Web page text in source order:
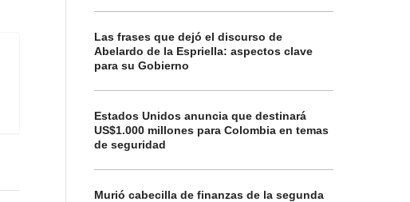
Las frases que dejó el discurso de
Abelardo de la Espriella: aspectos clave
para su Gobierno
Estados Unidos anuncia que destinará
US$1.000 millones para Colombia en temas
de seguridad
Murió cabecilla de finanzas de la segunda